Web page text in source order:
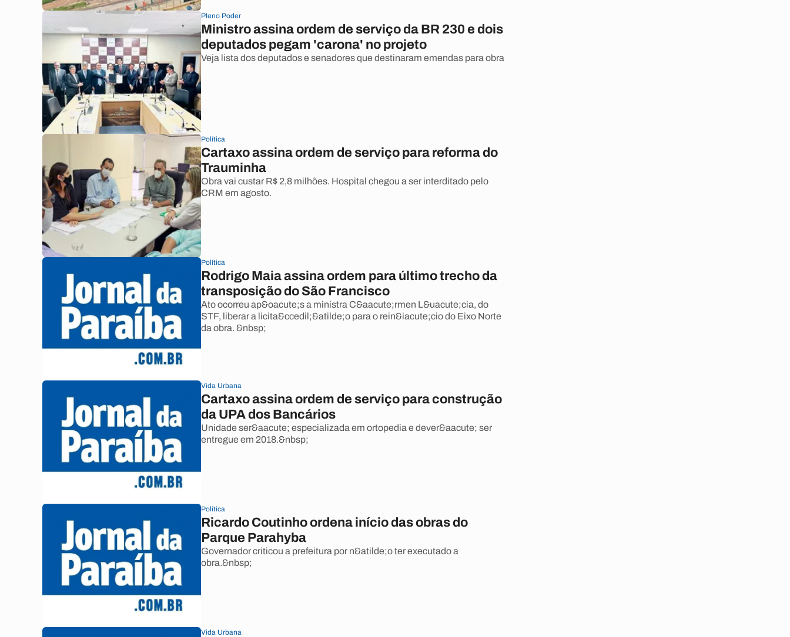
Pleno Poder
Ministro assina ordem de serviço da BR 230 e dois
deputados pegam 'carona' no projeto
Veja lista dos deputados e senadores que destinaram emendas para obra
Política
Cartaxo assina ordem de serviço para reforma do
Trauminha
Obra vai custar R$ 2,8 milhões. Hospital chegou a ser interditado pelo
CRM em agosto.
Política
Rodrigo Maia assina ordem para último trecho da
transposição do São Francisco
Ato ocorreu ap&oacute;s a ministra C&aacute;rmen L&uacute;cia, do
STF, liberar a licita&ccedil;&atilde;o para o rein&iacute;cio do Eixo Norte
da obra. &nbsp;
Vida Urbana
Cartaxo assina ordem de serviço para construção
da UPA dos Bancários
Unidade ser&aacute; especializada em ortopedia e dever&aacute; ser
entregue em 2018.&nbsp;
Política
Ricardo Coutinho ordena início das obras do
Parque Parahyba
Governador criticou a prefeitura por n&atilde;o ter executado a
obra.&nbsp;
Vida Urbana